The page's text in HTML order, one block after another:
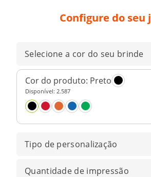
Configure do seu
Selecione a cor do seu brinde
Cor do produto: Preto
Disponível: 2.587
Tipo de personalização
Quantidade de impressão